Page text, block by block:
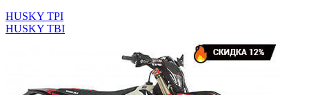
HUSKY TPI
HUSKY TBI